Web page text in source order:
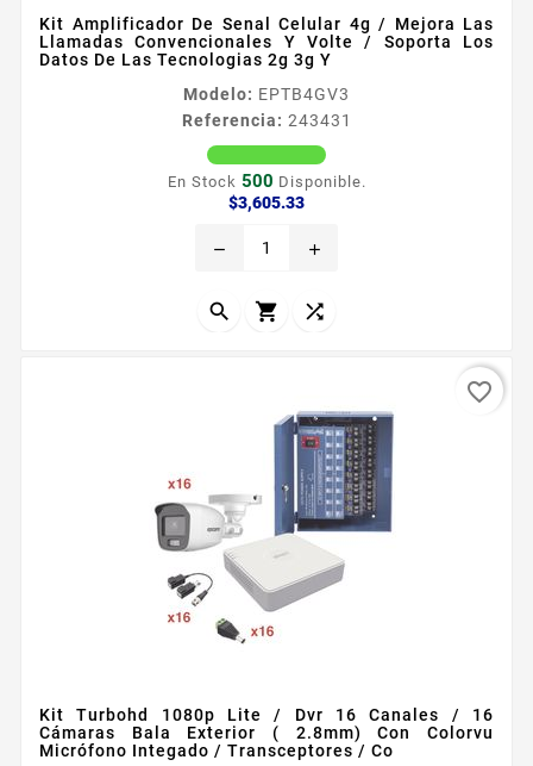
Kit Amplificador De Senal Celular 4g / Mejora Las
Llamadas Convencionales Y Volte / Soporta Los
Datos De Las Tecnologias 2g 3g Y
Modelo: EPTB4GV3
Referencia: 243431
En Stock 500 Disponible.
$3,605.33Precio
remove add
  
Kit Turbohd 1080p Lite / Dvr 16 Canales / 16
Cámaras Bala Exterior ( 2.8mm) Con Colorvu
Micrófono Integado / Transceptores / Co
favorite_border